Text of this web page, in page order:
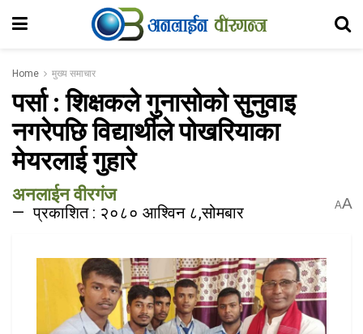
Home मुख्य समाचार
पर्सा : शिक्षकले गुनासोको सुनुवाइ
नगरेपछि विद्यार्थीले पोखरियाका
मेयरलाई गुहारे
अनलाईन वीरगंज
प्रकाशित : २०८० आश्विन ८,सोमबार AA